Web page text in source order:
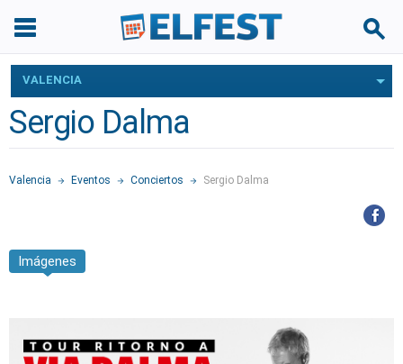
VALENCIA
Sergio Dalma
Valencia Eventos Conciertos Sergio Dalma
Imágenes